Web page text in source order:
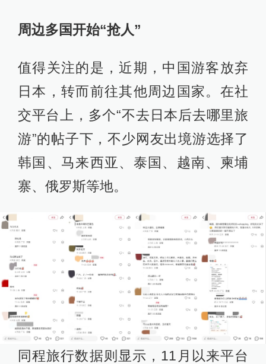
周边多国开始“抢人”
值得关注的是，近期，中国游客放弃
日本，转而前往其他周边国家。在社
交平台上，多个“不去日本后去哪里旅
游”的帖子下，不少网友出境游选择了
韩国、马来西亚、泰国、越南、柬埔
寨、俄罗斯等地。
同程旅行数据则显示，11月以来平台